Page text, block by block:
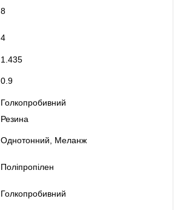
8
4
1.435
0.9
Голкопробивний
Резина
Однотонний, Меланж
Поліпропілен
Голкопробивний